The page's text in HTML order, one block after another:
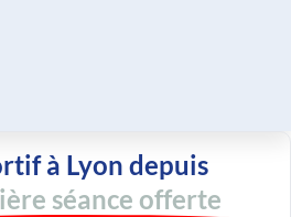
à Lyon depuis
séance offerte